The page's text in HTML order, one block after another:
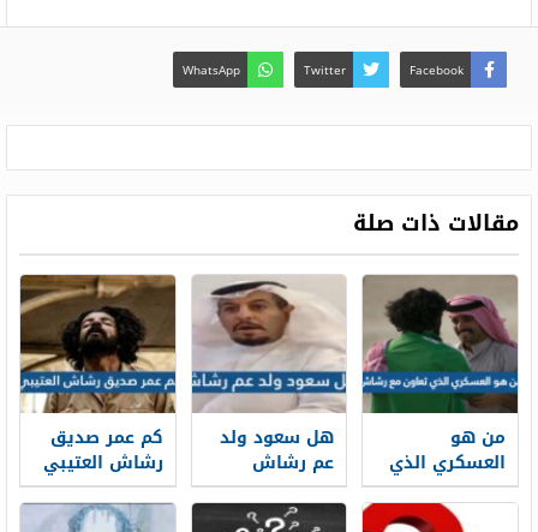
Facebook
Twitter
WhatsApp
مقالات ذات صلة
من هو
العسكري الذي
تعاون مع
رشاش
هل سعود ولد
عم رشاش
كم عمر صديق
رشاش العتيبي